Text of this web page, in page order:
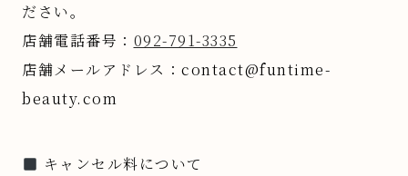
ださい。
店舗電話番号： 092-791-3335
店舗メールアドレス：contact@funtime-
beauty.com
キャンセル料について